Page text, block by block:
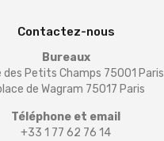
Contactez-nous
Bureaux
des Petits Champs 75001 Paris
de Wagram 75017 Paris
Téléphone et email
+33 1 77 62 76 14